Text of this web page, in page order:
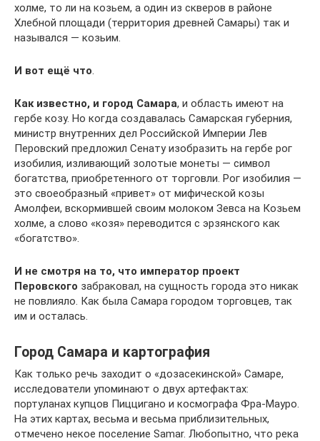
холме, то ли на козьем, а один из скверов в районе
Хлебной площади (территория древней Самары) так и
назывался — козьим.
И вот ещё что
Как известно, и город Самара, и область имеют на
гербе козу. Но когда создавалась Самарская губерния,
министр внутренних дел Российской Империи Лев
Перовский предложил Сенату изобразить на гербе рог
изобилия, изливающий золотые монеты — символ
богатства, приобретенного от торговли. Рог изобилия —
это своеобразный «привет» от мифической козы
Амолфеи, вскормившей своим молоком Зевса на Козьем
холме, а слово «козя» переводится с эрзянского как
«богатство».
И не смотря на то, что император проект
Перовского забраковал, на сущность города это никак
не повлияло. Как была Самара городом торговцев, так
им и осталась.
Город Самара и картография
Как только речь заходит о «дозасекинской» Самаре,
исследователи упоминают о двух артефактах:
портуланах купцов Пиццигано и космографа Фра-Мауро.
На этих картах, весьма и весьма приблизительных,
отмечено некое поселение Samar. Любопытно, что река